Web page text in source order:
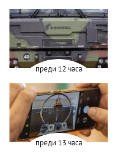
преди 12 часа
преди 13 часа